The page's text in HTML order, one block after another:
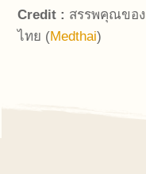
Credit : สรรพคุณของ
ไทย (Medthai)